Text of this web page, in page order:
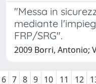
"Messa in
mediante
FRP/SRG".
2009 Borri, Antonio;
6 7 8 9 10 11 12